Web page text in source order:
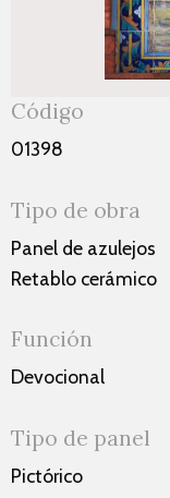
Código
01398
Tipo de obra
Panel de azulejos
Retablo cerámico
Función
Devocional
Tipo de panel
Pictórico